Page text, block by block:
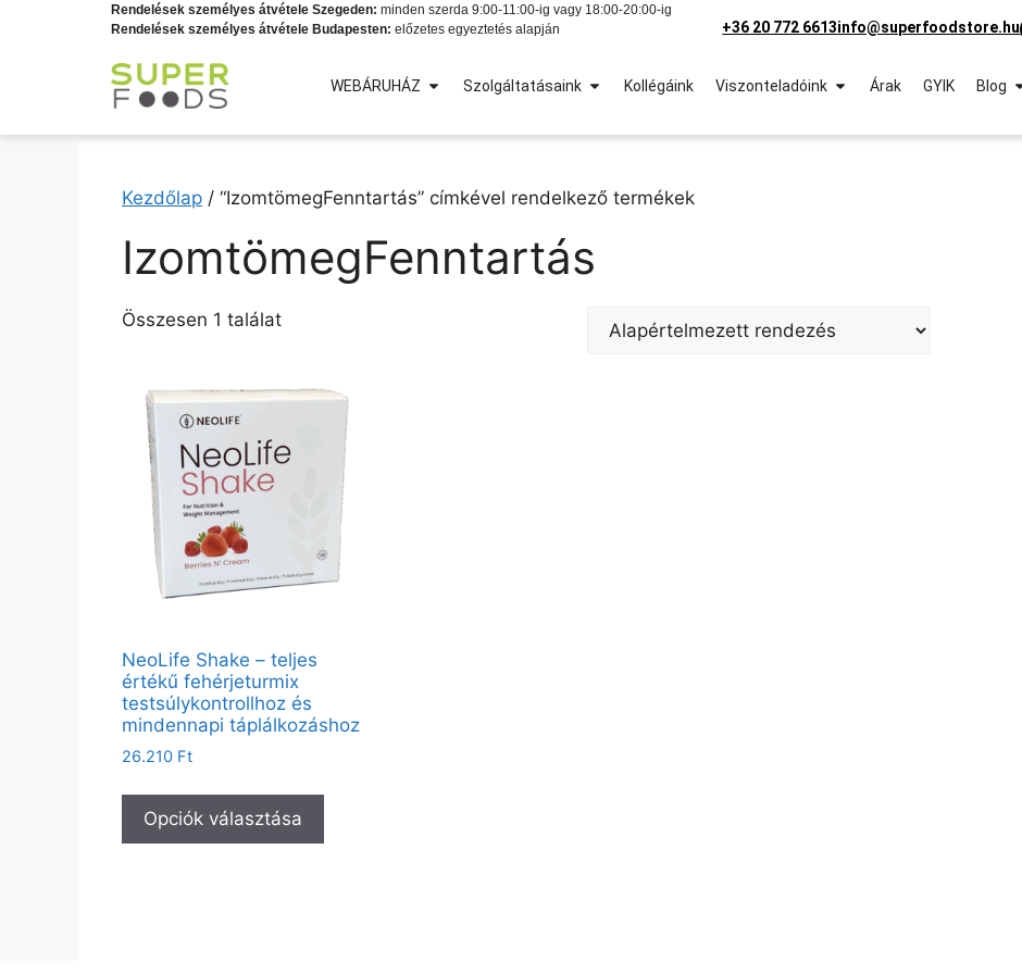
Rendelések személyes átvétele Szegeden: minden szerda 9:00-11:00-ig vagy 18:00-20:00-ig
Rendelések személyes átvétele Budapesten: előzetes egyeztetés alapján +36 20 772 6613info@superfoodstore.hu
WEBÁRUHÁZ Szolgáltatásaink Kollégáink Viszonteladóink Árak GYIK Blog
Kezdőlap / “IzomtömegFenntartás” címkével rendelkező termékek
IzomtömegFenntartás
Összesen 1 találat
NeoLife Shake – teljes
értékű fehérjeturmix
testsúlykontrollhoz és
mindennapi táplálkozáshoz
26.210 Ft
Opciók választása